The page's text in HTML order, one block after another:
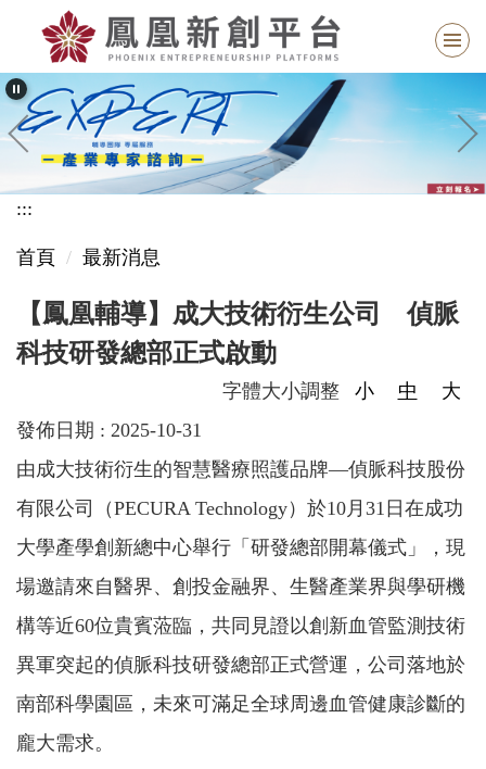
主
要
內
區
:::
首頁 最新消息
【鳳凰輔導】成大技術衍生公司 偵脈
科技研發總部正式啟動
字體大小調整 小 中
大
發佈日期 : 2025-10-31
由成大技術衍生的智慧醫療照護品牌—偵脈科技股份
有限公司（PECURA Technology）於10月31日在成功
大學產學創新總中心舉行「研發總部開幕儀式」，現
場邀請來自醫界、創投金融界、生醫產業界與學研機
構等近60位貴賓蒞臨，共同見證以創新血管監測技術
異軍突起的偵脈科技研發總部正式營運，公司落地於
南部科學園區，未來可滿足全球周邊血管健康診斷的
龐大需求。